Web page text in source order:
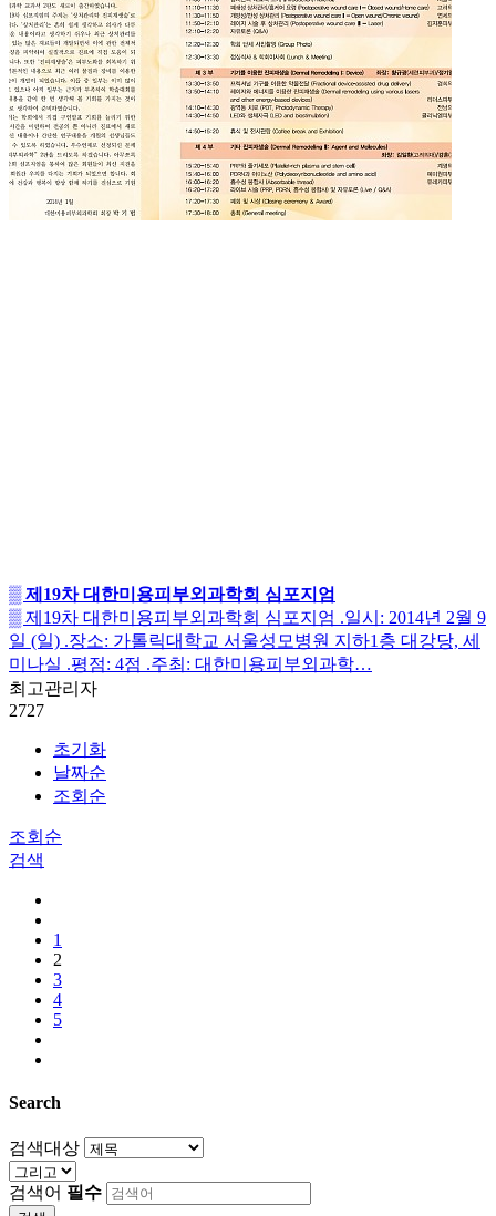
▒ 제19차 대한미용피부외과학회 심포지엄
▒ 제19차 대한미용피부외과학회 심포지엄 .일시: 2014년 2월 9
일 (일) .장소: 가톨릭대학교 서울성모병원 지하1층 대강당, 세
미나실 .평점: 4점 .주최: 대한미용피부외과학…
최고관리자
2727
초기화
날짜순
조회순
조회순
검색
1
2
3
4
5
Search
검색대상
검색어 필수